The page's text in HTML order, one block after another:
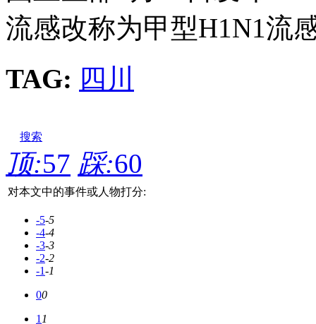
流感改称为甲型H1N1流
TAG: 四川
搜索
顶:57 踩:60
对本文中的事件或人物打分:
-5-5
-4-4
-3-3
-2-2
-1-1
00
1 1